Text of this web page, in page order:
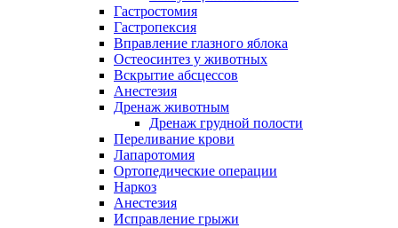
Гастростомия
Гастропексия
Вправление глазного яблока
Остеосинтез у животных
Вскрытие абсцессов
Анестезия
Дренаж животным
Дренаж грудной полости
Переливание крови
Лапаротомия
Ортопедические операции
Наркоз
Анестезия
Исправление грыжи